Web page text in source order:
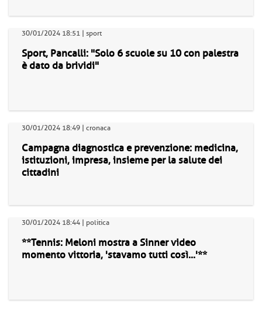
30/01/2024 18:51 | sport
Sport, Pancalli: "Solo 6 scuole su 10 con palestra
è dato da brividi"
30/01/2024 18:49 | cronaca
Campagna diagnostica e prevenzione: medicina,
istituzioni, impresa, insieme per la salute dei
cittadini
30/01/2024 18:44 | politica
**Tennis: Meloni mostra a Sinner video
momento vittoria, 'stavamo tutti così...'**